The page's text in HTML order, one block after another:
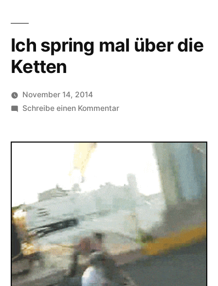
Ich spring mal über die
Ketten
Veröffentlicht
soundbites
November 14, 2014
Schreibe einen Kommentarzu
die
Ketten